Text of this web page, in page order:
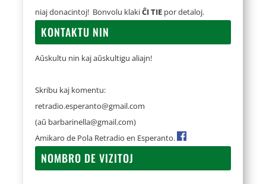
niaj donacintoj! Bonvolu klakiĈI TIE por detaloj.
KONTAKTU NIN
Aŭskultu nin kaj aŭskultigu aliajn!
Skribu kaj komentu:
retradio.esperanto@gmail.com
(aŭ barbarinella@gmail.com)
Amikaro de Pola Retradio en Esperanto.
NOMBRO DE VIZITOJ